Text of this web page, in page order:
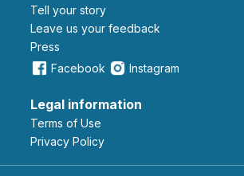
Tell your story
leave us your feedback
Press
Facebook
Instagram
Legal information
Terms of Use
Privacy Policy